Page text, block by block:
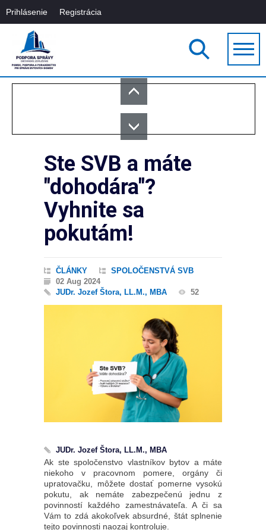
Prihlásenie Registrácia
Ste SVB a máte
"dohodára"?
Vyhnite sa
pokutám!
ČLÁNKY
SPOLOČENSTVÁ SVB
02 Aug 2024
JUDr. Jozef Štora, LL.M., MBA
52
JUDr. Jozef Štora, LL.M., MBA
Ak ste spoločenstvo vlastníkov bytov a máte
niekoho v pracovnom pomere, orgány či
upratovačku, môžete dostať pomerne vysokú
pokutu, ak nemáte zabezpečenú jednu z
povinností každého zamestnávateľa. A či sa
Vám to zdá akokoľvek absurdné, štát splnenie
tejto povinnosti naozaj kontroluje.